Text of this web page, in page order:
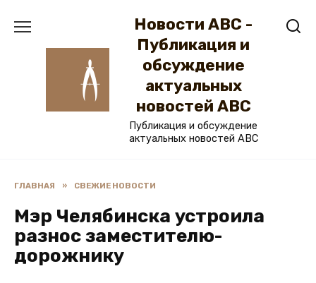
Новости ABC -
Публикация и
обсуждение
актуальных
новостей ABC
Публикация и обсуждение
актуальных новостей ABC
ГЛАВНАЯ » СВЕЖИЕ НОВОСТИ
Мэр Челябинска устроила
разнос заместителю-
дорожнику